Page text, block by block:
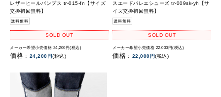
レザーヒールパンプス tr-015-fn【サイズ
交換初回無料】
SOLD OUT
メーカー希望小売価格 24,200円(税込)
価格 : 24,200円(税込)
スエードバレエシューズ tr-009sk-yh【サ
イズ交換初回無料】
SOLD OUT
メーカー希望小売価格 22,000円(税込)
価格 : 22,000円(税込)